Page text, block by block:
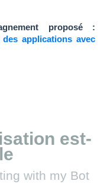
proposé :
applications avec
est-
with my Bot